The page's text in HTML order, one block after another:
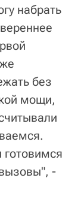
набрать
без
мощи,
-